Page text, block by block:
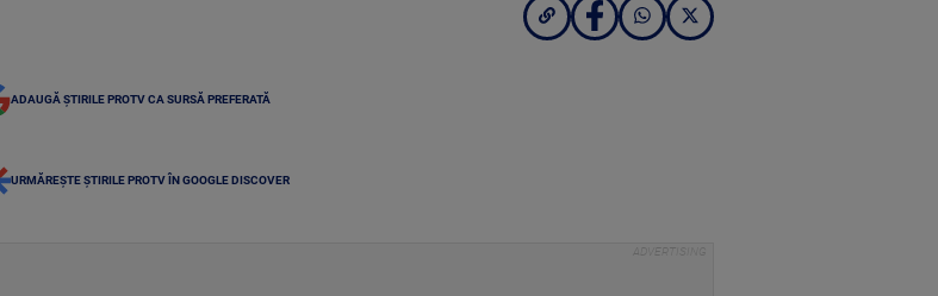
ADAUGĂ ȘTIRILE PROTV CA SURSĂ PREFERATĂ
URMĂREȘTE ȘTIRILE PROTV ÎN GOOGLE DISCOVER